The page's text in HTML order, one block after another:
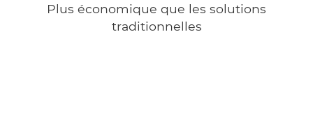
Plus économique que les solutions
traditionnelles